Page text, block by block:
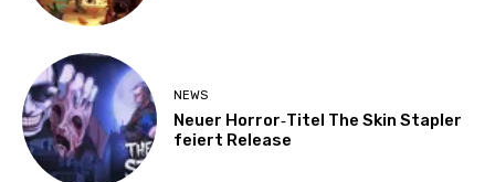
NEWS
Neuer Horror‑Titel The Skin Stapler
feiert Release